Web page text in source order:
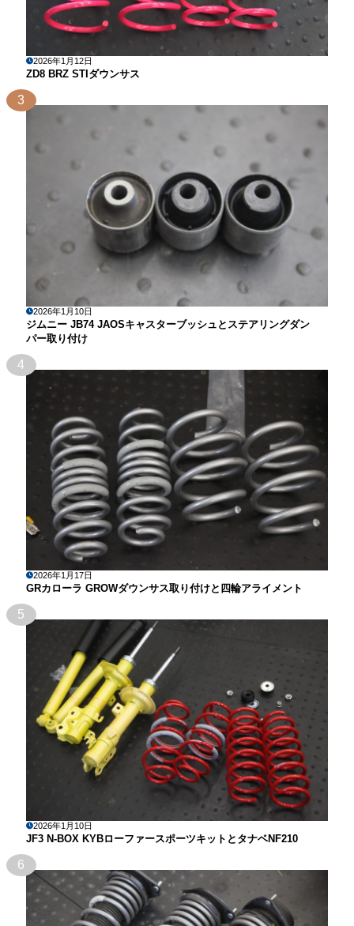
2026年1月12日
ZD8 BRZ STIダウンサス
3
2026年1月10日
ジムニー JB74 JAOSキャスターブッシュとステアリングダン
パー取り付け
4
2026年1月17日
GRカローラ GROWダウンサス取り付けと四輪アライメント
5
2026年1月10日
JF3 N-BOX KYBローファースポーツキットとタナベNF210
6